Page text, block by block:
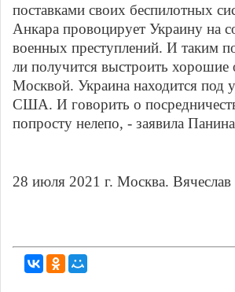
поставками своих беспилотных
Анкара провоцирует Украину на
военных преступлений. И таким
ли получится выстроить хорошие
Москвой. Украина находится под
США. И говорить о
попросту нелепо, - заявила
28 июля 2021 г. Москва.